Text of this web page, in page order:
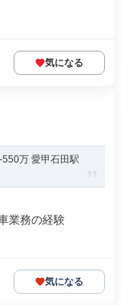
気になる
550万 愛甲石田駅
業務の経験
気になる